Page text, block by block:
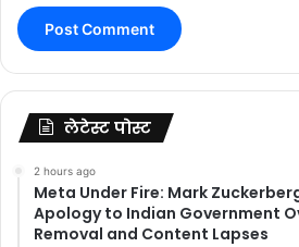
लेटेस्ट पोस्ट
2 hours ago
Meta Under Fire: Mark
Apology to Indian Government
Removal and Content Lapses